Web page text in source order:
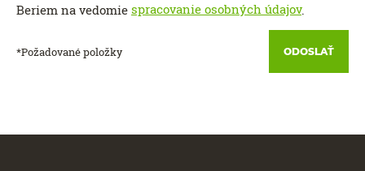
Beriem na vedomie spracovanie osobných údajov.
*Požadované položky